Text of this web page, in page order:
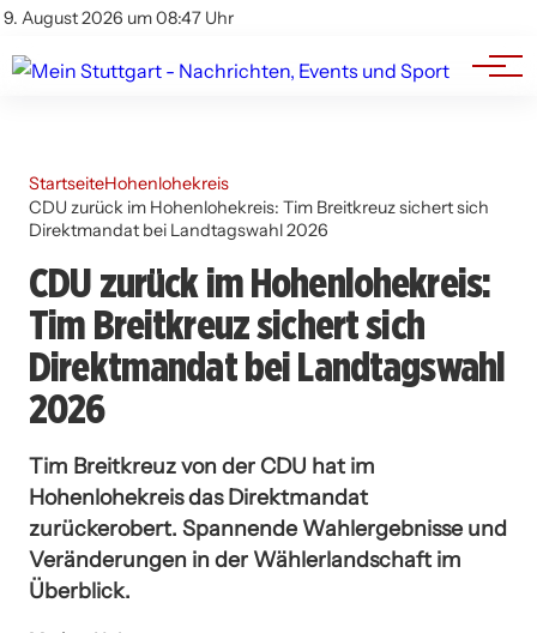
9. August 2026 um 08:47 Uhr
Impressum
Branchenbuch
Werbung
StartseiteHohenlohekreis
CDU zurück im Hohenlohekreis: Tim Breitkreuz sichert sich
Direktmandat bei Landtagswahl 2026
CDU zurück im Hohenlohekreis:
Tim Breitkreuz sichert sich
Direktmandat bei Landtagswahl
2026
Tim Breitkreuz von der CDU hat im
Hohenlohekreis das Direktmandat
zurückerobert. Spannende Wahlergebnisse und
Veränderungen in der Wählerlandschaft im
Überblick.